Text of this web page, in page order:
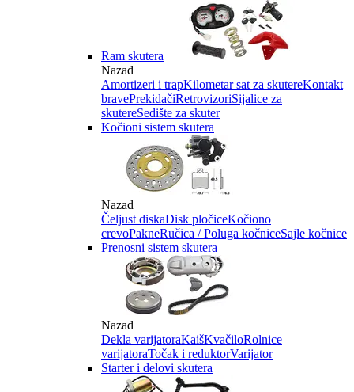
Ram skutera
Nazad
Amortizeri i trapKilometar sat za skutereKontakt
bravePrekidačiRetrovizoriSijalice za
skutereSedište za skuter
Kočioni sistem skutera
Nazad
Čeljust diskaDisk pločiceKočiono
crevoPakneRučica / Poluga kočniceSajle kočnice
Prenosni sistem skutera
Nazad
Dekla varijatoraKaišKvačiloRolnice
varijatoraTočak i reduktorVarijator
Starter i delovi skutera